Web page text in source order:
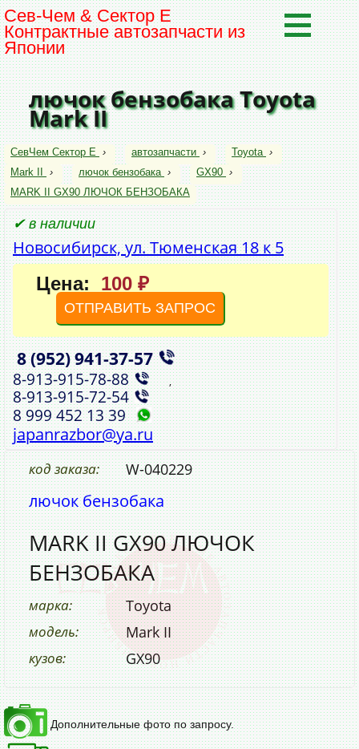
Сев-Чем & Сектор Е
Контрактные автозапчасти из
Японии
лючок бензобака Toyota
Mark II
СевЧем Сектор Е › автозапчасти › Toyota ›
Mark II
› лючок бензобака › GX90 ›
MARK II GX90 ЛЮЧОК БЕНЗОБАКА
✔ в наличии
Новосибирск, ул. Тюменская 18 к 5
Цена: 100 ₽
ОТПРАВИТЬ ЗАПРОС
8 (952)941‑37‑57 ,
8‑913‑915‑78‑88 ,
8‑913‑915‑72‑54
8 999 452 13 39
japanrazbor@ya.ru
код заказа: W-040229
лючок бензобака
MARK II GX90 ЛЮЧОК
БЕНЗОБАКА
марка: Toyota
модель: Mark II
кузов: GX90
Дополнительные фото по запросу.